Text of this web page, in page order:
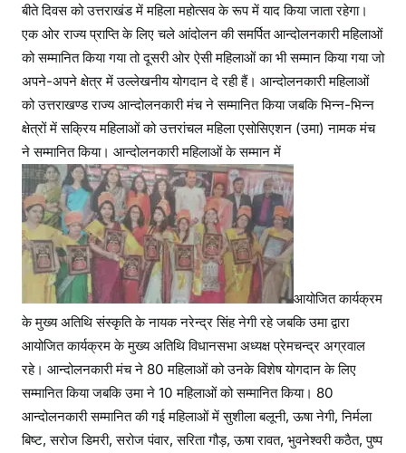
बीते दिवस को उत्तराखंड में महिला महोत्सव के रूप में याद किया जाता रहेगा।
एक ओर राज्य प्राप्ति के लिए चले आंदोलन की समर्पित आन्दोलनकारी महिलाओं
को सम्मानित किया गया तो दूसरी ओर ऐसी महिलाओं का भी सम्मान किया गया जो
अपने-अपने क्षेत्र में उल्लेखनीय योगदान दे रही हैं। आन्दोलनकारी महिलाओं
को उत्तराखण्ड राज्य आन्दोलनकारी मंच ने सम्मानित किया जबकि भिन्न-भिन्न
क्षेत्रों में सक्रिय महिलाओं को उत्तरांचल महिला एसोसिएशन (उमा) नामक मंच
ने सम्मानित किया। आन्दोलनकारी महिलाओं के सम्मान में
आयोजित कार्यक्रम
के मुख्य अतिथि संस्कृति के नायक नरेन्द्र सिंह नेगी रहे जबकि उमा द्वारा
आयोजित कार्यक्रम के मुख्य अतिथि विधानसभा अध्यक्ष प्रेमचन्द्र अग्रवाल
रहे। आन्दोलनकारी मंच ने 80 महिलाओं को उनके विशेष योगदान के लिए
सम्मानित किया जबकि उमा ने 10 महिलाओं को सम्मानित किया। 80
आन्दोलनकारी सम्मानित की गई महिलाओं में सुशीला बलूनी, ऊषा नेगी, निर्मला
बिष्ट, सरोज डिमरी, सरोज पंवार, सरिता गौड़, ऊषा रावत, भुवनेश्वरी कठैत, पुष्प